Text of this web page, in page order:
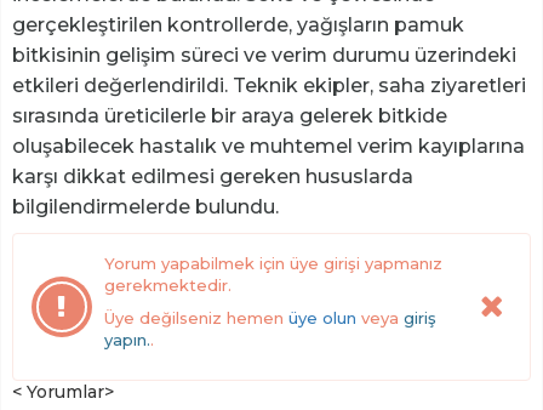
gerçekleştirilen kontrollerde, yağışların pamuk
bitkisinin gelişim süreci ve verim durumu üzerindeki
etkileri değerlendirildi. Teknik ekipler, saha ziyaretleri
sırasında üreticilerle bir araya gelerek bitkide
oluşabilecek hastalık ve muhtemel verim kayıplarına
karşı dikkat edilmesi gereken hususlarda
bilgilendirmelerde bulundu.
Yorum yapabilmek için üye girişi yapmanız
gerekmektedir.
Üye değilseniz hemen üye olun veya giriş
yapın..
< Yorumlar>